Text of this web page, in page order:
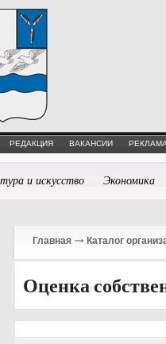
РЕДАКЦИЯ ВАКАНСИИ
и искусство Экономика
Главная Каталог
Оценка